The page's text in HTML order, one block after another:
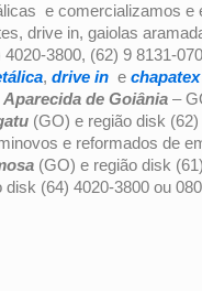
e comercializamos
drive in, gaiolas
4020-3800, (62) 9 8131-
, drive in e chapatex
Aparecida de Goiânia –
(GO) e região disk
e reformados de
(GO) e região disk
disk (64) 4020-3800 ou